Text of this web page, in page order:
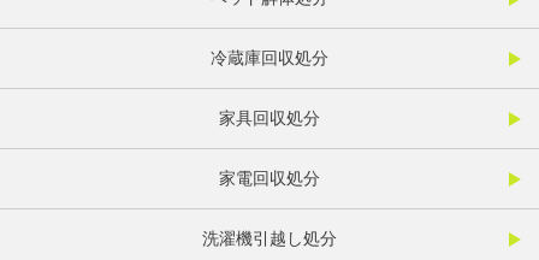
冷蔵庫回収処分
家具回収処分
家電回収処分
洗濯機引越し処分